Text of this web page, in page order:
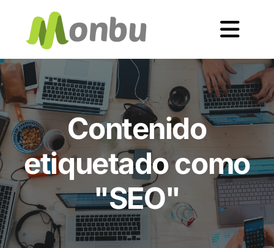
Contenido
etiquetado como
"SEO"